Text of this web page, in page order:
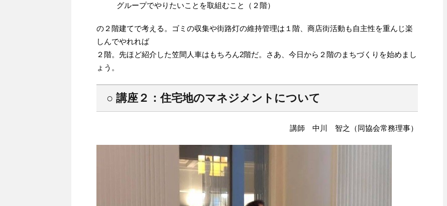
グループでやりたいことを取組むこと（２階）
の２階建てで考える。ゴミの収集や街路灯の維持管理は１階、商店街活動も自主性を重んじ楽
しんでやれれば
２階。先ほど紹介した笠間人車はもちろん2階だ。さあ、今日から２階のまちづくりを始めまし
ょう。
○ 講座２：住宅地のマネジメントについて
講師 中川 智之（同協会常務理事）